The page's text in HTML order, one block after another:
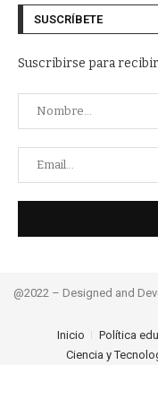
SUSCRÍBETE
Suscribirse para
@2022 – Designed and
Inicio Política
Ciencia y